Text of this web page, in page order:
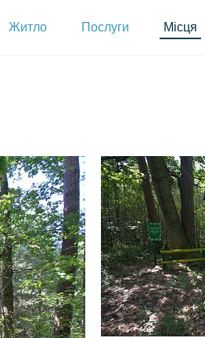
Житло Послуги Місця